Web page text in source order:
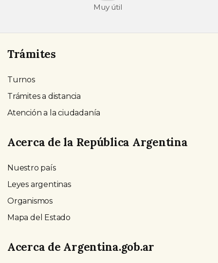
Muy útil
Trámites
Turnos
Trámites a distancia
Atención a la ciudadanía
Acerca de la República Argentina
Nuestro país
Leyes argentinas
Organismos
Mapa del Estado
Acerca de Argentina.gob.ar